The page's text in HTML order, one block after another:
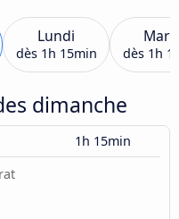
Lundi
dès 1h 15min dès 1h
dimanche
1h 15min